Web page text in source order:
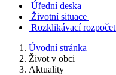
Úřední deska
Životní situace
Rozklikávací rozpočet
Úvodní stránka
Život v obci
Aktuality